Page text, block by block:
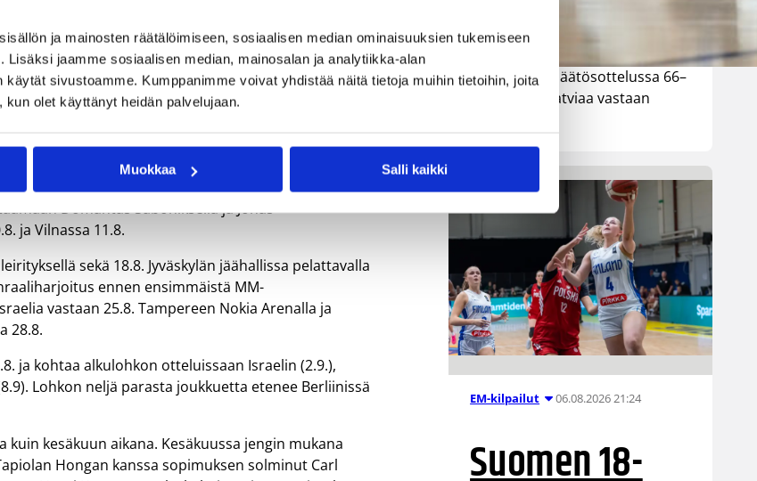
ja mainosten räätälöimiseen, sosiaalisen median ominaisuuksien tukemiseen
Lisäksi jaamme sosiaalisen median, mainosalan ja analytiikka-alan
käytät sivustoamme. Kumppanimme voivat yhdistää näitä tietoja muihin tietoihin, joita
olet käyttänyt heidän palvelujaan.
Muokkaa Salli kaikki
23 pelaajaa Susijengin loppukesän koitoksiin. Kuvat: Ville Vuorinen / Susijengi.
Lohjan Kisakallion Susi Training Centerissä.
6.8. pelattavilla Belgia-otteluilla.
Domantas Saboniksella ja Jonas
ja Vilnassa 11.8.
sekä 18.8. Jyväskylän jäähallissa pelattavalla
ennen ensimmäistä MM-
vastaan 25.8. Tampereen Nokia Arenalla ja
28.8.
ja kohtaa alkulohkon otteluissaan Israelin (2.9.),
Lohkon neljä parasta joukkuetta etenee Berliinissä
kesäkuun aikana. Kesäkuussa jengin mukana
Hongan kanssa sopimuksen solminut Carl
Suomen 15-vuotiaiden poikien
maajoukkue kärsi Nordic Open -
turnauksen päätösottelussa 66–
74-tappion Latviaa vastaan
EM-kilpailut 06.08.2026 21:24
Suomen 18-